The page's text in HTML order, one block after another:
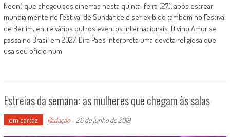
Neon) que chegou aos cinemas nesta quinta-feira (27), após estrear
mundialmente no Festival de Sundance e ser exibido também no Festival
de Berlim, entre vários outros eventos internacionais. Divino Amor se
passa no Brasil em 2027. Dira Paes interpreta uma devota religiosa que
usa seu ofício num
Estreias da semana: as mulheres que chegam às salas
em cartaz Redação- 26 de junho de 2019